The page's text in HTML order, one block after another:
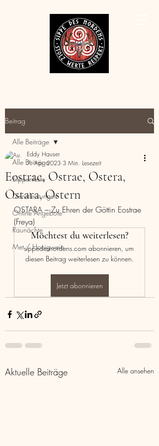
Beitrag
Alle Beiträge
Sippenfeste
Dienstleistungen
Online Angebote
Raunächte
Met / Honigwein
Alle Beiträge
Eostrae, Ostrae, Ostera,
Ostara, Ostern
Eddy Hauser
7. Apr. 2023 3 Min. Lesezeit
OSTARA – Zu Ehren der Göttin Eostrae
(Freya)
Möchtest du weiterlesen?
sippedesnordens.com abonnieren, um
diesen Beitrag weiterlesen zu können.
Jetzt abonnieren
Aktuelle Beiträge Alle ansehen